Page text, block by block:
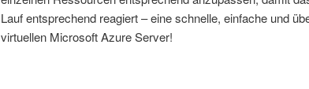
Lauf entsprechend reagiert – eine schnelle, einfache und
virtuellen Microsoft Azure Server!